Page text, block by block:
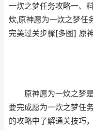
一炊之梦任务攻略一、
炊,原神愿为一炊之梦任
完美过关步骤[多图] 原
原神愿为一炊之梦
要完成愿为一炊之梦任
的攻略中了解通关技巧